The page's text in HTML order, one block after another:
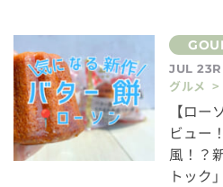
JUL
グルメ >
【ロ
ビュー
風！？
トック